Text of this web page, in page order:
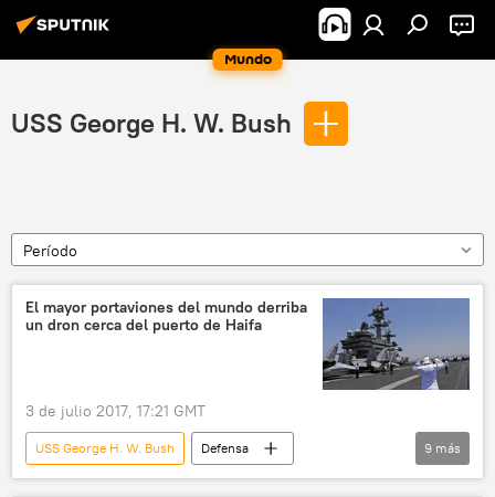
Mundo
USS George H. W. Bush
Período
El mayor portaviones del mundo derriba
un dron cerca del puerto de Haifa
3 de julio 2017, 17:21 GMT
USS George H. W. Bush
Defensa
Internacional
🌍 Oriente Medio
9 más